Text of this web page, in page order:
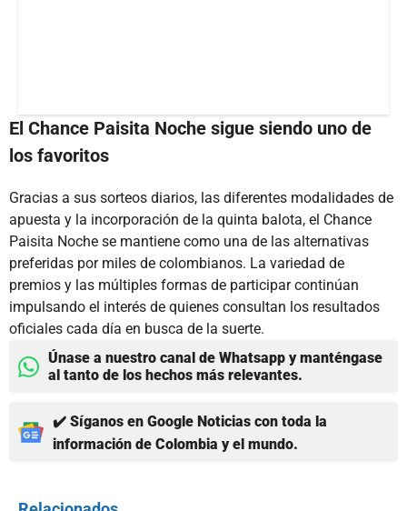
El Chance Paisita Noche sigue siendo uno de
los favoritos
Gracias a sus sorteos diarios, las diferentes modalidades de
apuesta y la incorporación de la quinta balota, el Chance
Paisita Noche se mantiene como una de las alternativas
preferidas por miles de colombianos. La variedad de
premios y las múltiples formas de participar continúan
impulsando el interés de quienes consultan los resultados
oficiales cada día en busca de la suerte.
Únase a nuestro canal de Whatsapp y manténgase
al tanto de los hechos más relevantes.
✔️ Síganos en Google Noticias con toda la
información de Colombia y el mundo.